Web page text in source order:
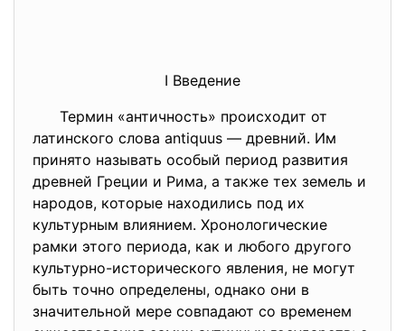
I Введение
Термин «античность» происходит от
латинского слова antiquus — древний. Им
принято называть особый период развития
древней Греции и Рима, а также тех земель и
народов, которые находились под их
культурным влиянием. Хронологические
рамки этого периода, как и любого другого
культурно-исторического явления, не могут
быть точно определены, однако они в
значительной мере совпадают со временем